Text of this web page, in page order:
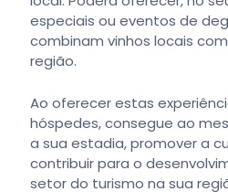
especiais ou eventos de
combinam vinhos locais
região.
Ao oferecer estas
hóspedes, consegue ao
a sua estadia, promover a
contribuir para o
setor do turismo na sua